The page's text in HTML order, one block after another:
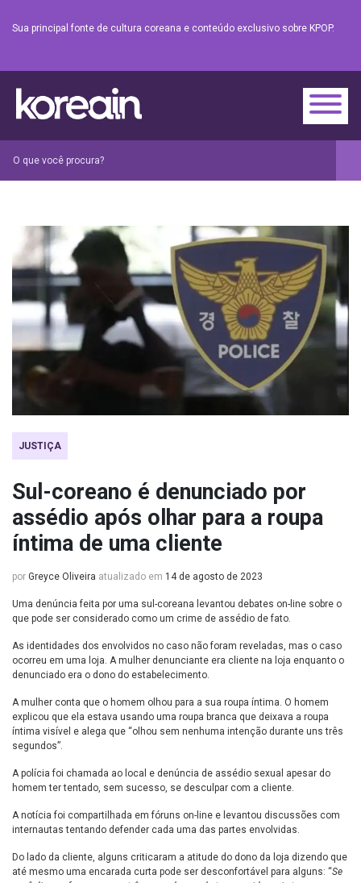
Sua principal fonte de cultura coreana e conteúdo exclusivo sobre KPOP.
JUSTIÇA
Sul-coreano é denunciado por
assédio após olhar para a roupa
íntima de uma cliente
por Greyce Oliveira atualizado em 14 de agosto de 2023
Uma denúncia feita por uma sul-coreana levantou debates on-line sobre o
que pode ser considerado como um crime de assédio de fato.
As identidades dos envolvidos no caso não foram reveladas, mas o caso
ocorreu em uma loja. A mulher denunciante era cliente na loja enquanto o
denunciado era o dono do estabelecimento.
A mulher conta que o homem olhou para a sua roupa íntima. O homem
explicou que ela estava usando uma roupa branca que deixava a roupa
íntima visível e alega que “olhou sem nenhuma intenção durante uns três
segundos”.
A polícia foi chamada ao local e denúncia de assédio sexual apesar do
homem ter tentado, sem sucesso, se desculpar com a cliente.
A notícia foi compartilhada em fóruns on-line e levantou discussões com
internautas tentando defender cada uma das partes envolvidas.
Do lado da cliente, alguns criticaram a atitude do dono da loja dizendo que
até mesmo uma encarada curta pode ser desconfortável para alguns: “Se